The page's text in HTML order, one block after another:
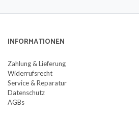
INFORMATIONEN
Zahlung & Lieferung
Widerrufsrecht
Service & Reparatur
Datenschutz
AGBs